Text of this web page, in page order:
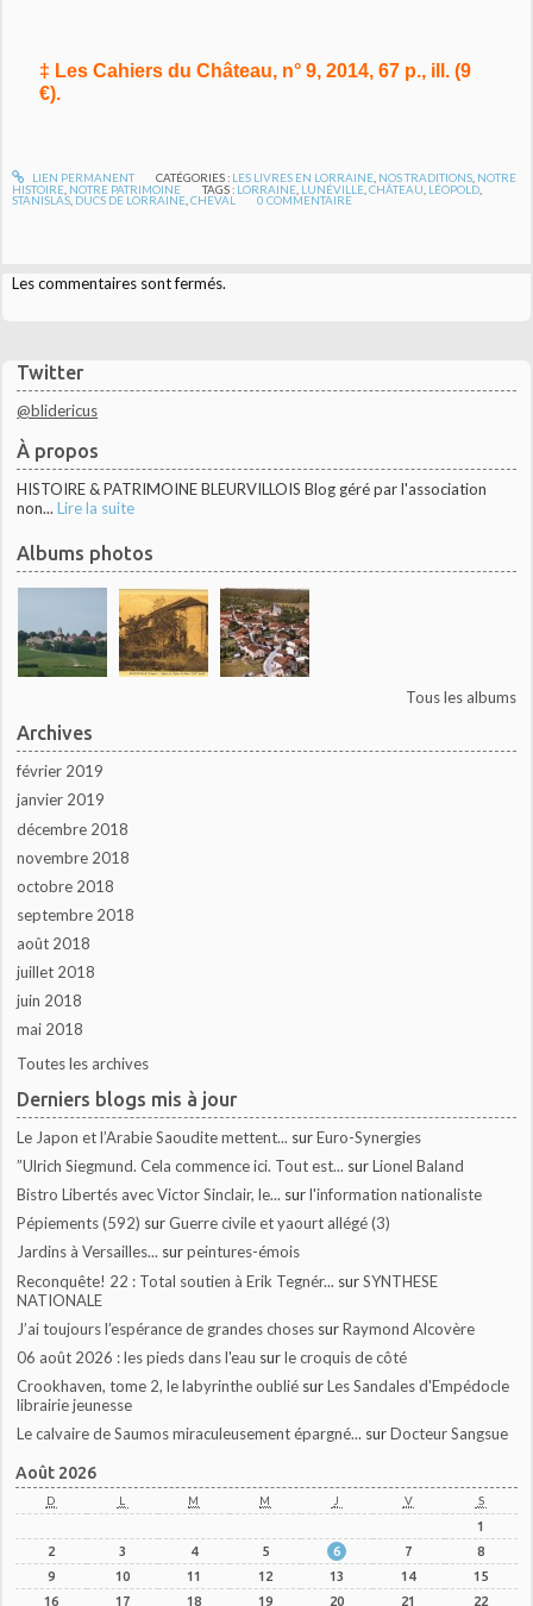
Twitter
@blidericus
À propos
HISTOIRE & PATRIMOINE BLEURVILLOIS Blog géré par l'association
non... Lire la suite
Albums photos
Tous les albums
Archives
février 2019
janvier 2019
décembre 2018
novembre 2018
octobre 2018
septembre 2018
août 2018
juillet 2018
juin 2018
mai 2018
Toutes les archives
Derniers blogs mis à jour
Le Japon et l’Arabie Saoudite mettent... surEuro-Synergies
”Ulrich Siegmund. Cela commence ici. Tout est... surLionel Baland
Bistro Libertés avec Victor Sinclair, le... surl'information nationaliste
Pépiements (592) surGuerre civile et yaourt allégé (3)
Jardins à Versailles... surpeintures-émois
Reconquête! 22 : Total soutien à Erik Tegnér... surSYNTHESE
NATIONALE
J’ai toujours l’espérance de grandes choses surRaymond Alcovère
06 août 2026 : les pieds dans l'eau surle croquis de côté
Crookhaven, tome 2, le labyrinthe oublié surLes Sandales d'Empédocle
librairie jeunesse
Le calvaire de Saumos miraculeusement épargné... surDocteur Sangsue
Août 2026
D L M M J V S
1
2
3 4 5 6 7
8
9
10 11 12 13 14
15
16
17 18 19 20 21 22
‡ Les Cahiers du Château, n° 9, 2014, 67 p., ill. (9
€).
LIEN PERMANENT CATÉGORIES : LES LIVRES EN LORRAINE, NOS TRADITIONS, NOTRE
HISTOIRE NOTRE PATRIMOINE TAGS : LORRAINE LUNÉVILLE ,CHÂTEAU LÉOPOLD
STANISLAS DUCS DE LORRAINE ,CHEVAL 0 COMMENTAIRE
Les commentaires sont fermés.